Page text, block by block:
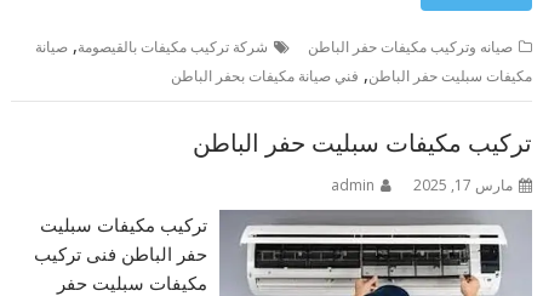
صيانه وتركيب مكيفات حفر الباطن شركة تركيب مكيفات بالقيصومة,صيانة
مكيفات سبليت حفر الباطن, فني صيانة مكيفات بحفر الباطن
تركيب مكيفات سبليت حفر الباطن
مارس 17, 2025 admin
تركيب مكيفات سبليت
حفر الباطن فنى تركيب
مكيفات سبليت حفر